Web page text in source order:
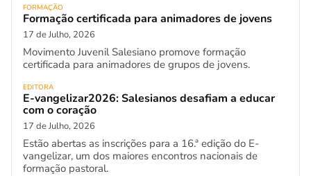
FORMAÇÃO
Formação certificada para animadores de jovens
17 de Julho, 2026
Movimento Juvenil Salesiano promove formação
certificada para animadores de grupos de jovens.
EDITORA
E-vangelizar2026: Salesianos desafiam a educar
com o coração
17 de Julho, 2026
Estão abertas as inscrições para a 16.ª edição do E-
vangelizar, um dos maiores encontros nacionais de
formação pastoral.